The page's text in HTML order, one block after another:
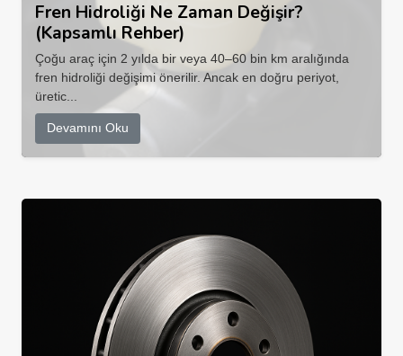
Fren Hidroliği Ne Zaman Değişir?
(Kapsamlı Rehber)
Çoğu araç için 2 yılda bir veya 40–60 bin km aralığında
fren hidroliği değişimi önerilir. Ancak en doğru periyot,
üretic...
Devamını Oku